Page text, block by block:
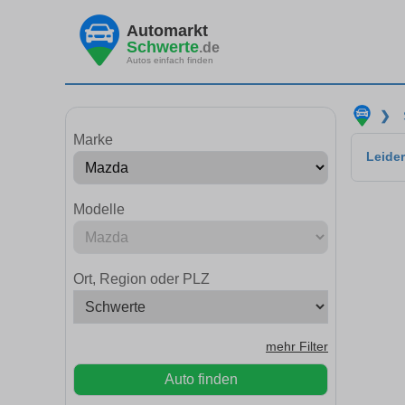
Automarkt
Schwerte.de
Autos einfach finden
Marke
Modelle
Ort, Region oder PLZ
mehr Filter
Auto finden
❯